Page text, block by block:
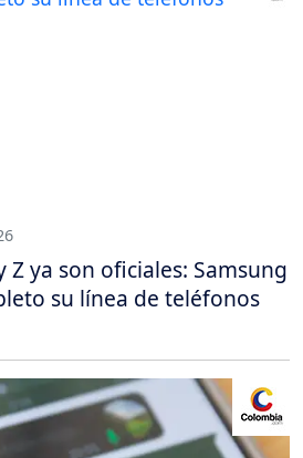
Z ya son oficiales: Samsung
su línea de teléfonos